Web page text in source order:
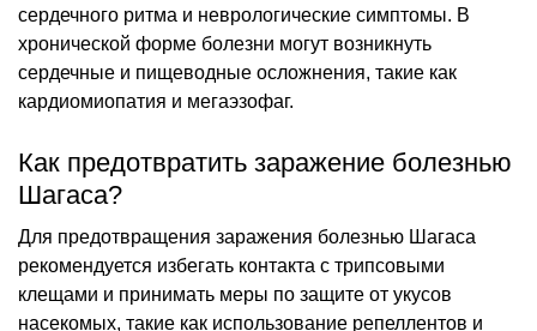
сердечного ритма и неврологические симптомы. В
хронической форме болезни могут возникнуть
сердечные и пищеводные осложнения, такие как
кардиомиопатия и мегаэзофаг.
Как предотвратить заражение болезнью
Шагаса?
Для предотвращения заражения болезнью Шагаса
рекомендуется избегать контакта с трипсовыми
клещами и принимать меры по защите от укусов
насекомых, такие как использование репеллентов и